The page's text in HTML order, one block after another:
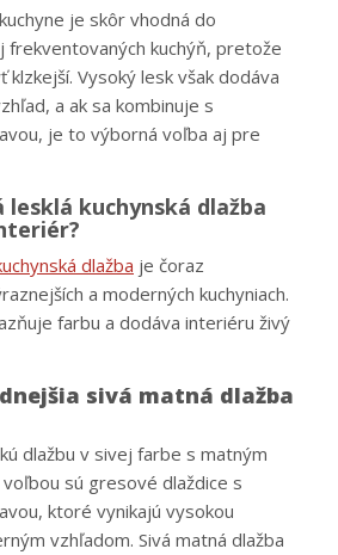
je skôr vhodná do
frekventovaných kuchýň, pretože
Vysoký lesk však dodáva
a ak sa kombinuje s
je to výborná voľba aj pre
lesklá kuchynská dlažba
dlažba je čoraz
a moderných kuchyniach.
farbu a dodáva interiéru živý
sivá matná dlažba
dlažbu v sivej farbe s matným
sú gresové dlaždice s
ktoré vynikajú vysokou
vzhľadom. Sivá matná dlažba